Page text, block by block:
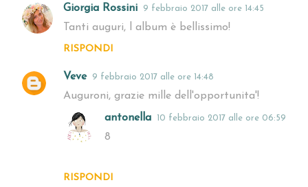
Giorgia Rossini 9 febbraio 2017 alle ore 14:45
Tanti auguri, l album è bellissimo!
RISPONDI
Veve 9 febbraio 2017 alle ore 14:48
Auguroni, grazie mille dell'opportunita'!
RISPONDI
antonella 10 febbraio 2017 alle ore 06:59
8